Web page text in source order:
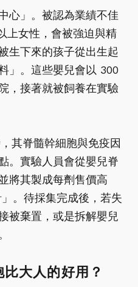
心」。被認為業績不佳
上女性，會被強迫與精
生下來的孩子從出生起
」。這些嬰兒會以 300
，接著就被飼養在實驗
其脊髓幹細胞與免疫因
。實驗人員會從嬰兒脊
將其製成每劑售價高
。待採集完成後，若失
被棄置，或是拆解嬰兒
大人的好用？